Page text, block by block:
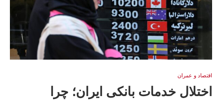
اقتصاد و عمران
اختلال خدمات بانکی ایران؛ چرا